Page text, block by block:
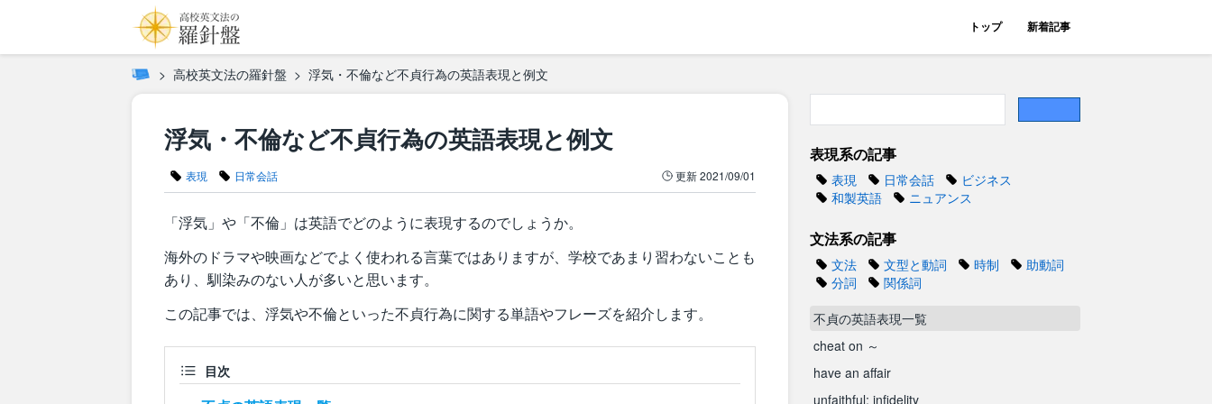
トップ 新着記事
高校英文法の羅針盤 浮気・不倫など不貞行為の英語表現と例文
浮気・不倫など不貞行為の英語表現と例文
表現 日常会話 更新2021/09/01
「浮気」や「不倫」は英語でどのように表現するのでしょうか。
海外のドラマや映画などでよく使われる言葉ではありますが、学校であまり習わないことも
あり、馴染みのない人が多いと思います。
この記事では、浮気や不倫といった不貞行為に関する単語やフレーズを紹介します。
目次
表現系の記事
表現 日常会話
ビジネス
和製英語
ニュアンス
文法系の記事
文法 文型と動詞 時制
助動詞
分詞
関係詞
不貞の英語表現一覧
cheat on ～
have an affair
unfaithful; infidelity